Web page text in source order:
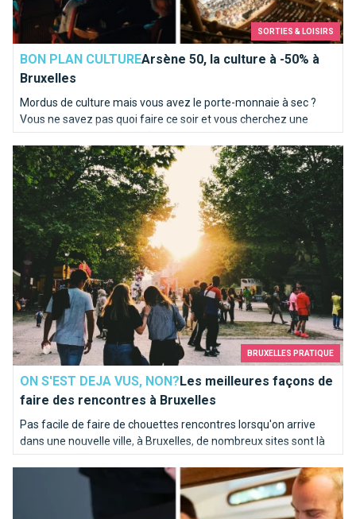
SORTIES & LOISIRS
BON PLAN CULTUREArsène 50, la culture à -50% à
Bruxelles
Mordus de culture mais vous avez le porte-monnaie à sec ?
Vous ne savez pas quoi faire ce soir et vous cherchez une
chouette sortie culturelle ?
BRUXELLES PRATIQUE
ON S'EST DEJA VUS, NON? Les meilleures façons de
faire des rencontres à Bruxelles
Pas facile de faire de chouettes rencontres lorsqu'on arrive
dans une nouvelle ville, à Bruxelles, de nombreux sites sont là
pour vous aider.
Les meilleures façons de faire des rencontres à Bruxelles
Sortez vos couverts ! Streat Fest, le tout premier festival de